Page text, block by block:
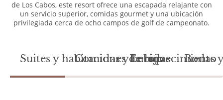
de Los Cabos, este resort ofrece una escapada relajante con
un servicio superior, comidas gourmet y una ubicación
privilegiada cerca de ocho campos de golf de campeonato.
Suites y habitaciones de lujo
Comidas y bebidasEnriquecimiento
Bodas